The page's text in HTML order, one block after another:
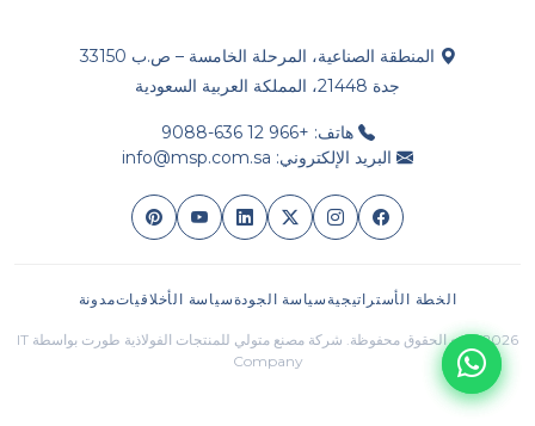
المنطقة الصناعية، المرحلة الخامسة – ص.ب 33150
جدة 21448، المملكة العربية السعودية
هاتف: +966 12 636-9088
البريد الإلكتروني: info@msp.com.sa
الخطة الأستراتيجية سياسة الجودةسياسة الأخلاقياتمدونة
2026 جميع الحقوق محفوظة. شركة مصنع متولي للمنتجات الفولاذية طورت بواسطة IT
Company